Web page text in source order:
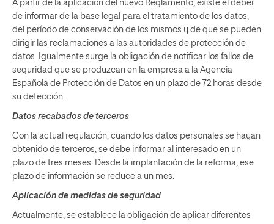
A partir de la aplicación del nuevo Reglamento, existe el deber
de informar de la base legal para el tratamiento de los datos,
del período de conservación de los mismos y de que se pueden
dirigir las reclamaciones a las autoridades de protección de
datos. Igualmente surge la obligación de notificar los fallos de
seguridad que se produzcan en la empresa a la Agencia
Española de Protección de Datos en un plazo de 72 horas desde
su detección.
Datos recabados de terceros
Con la actual regulación, cuando los datos personales se hayan
obtenido de terceros, se debe informar al interesado en un
plazo de tres meses. Desde la implantación de la reforma, ese
plazo de información se reduce a un mes.
Aplicación de medidas de seguridad
Actualmente, se establece la obligación de aplicar diferentes